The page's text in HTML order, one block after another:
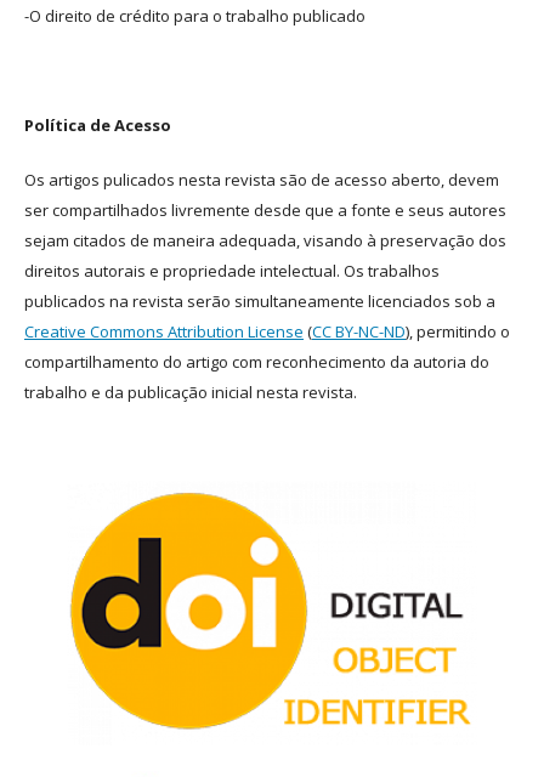
-O direito de crédito para o trabalho publicado
Política de Acesso
Os artigos pulicados nesta revista são de acesso aberto, devem
ser compartilhados livremente desde que a fonte e seus autores
sejam citados de maneira adequada, visando à preservação dos
direitos autorais e propriedade intelectual. Os trabalhos
publicados na revista serão simultaneamente licenciados sob a
Creative Commons Attribution License (CC BY-NC-ND), permitindo o
compartilhamento do artigo com reconhecimento da autoria do
trabalho e da publicação inicial nesta revista.